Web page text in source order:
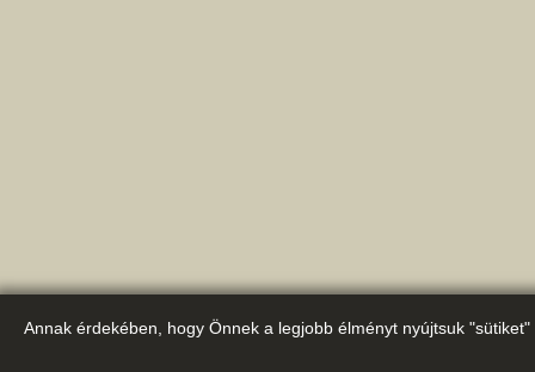
Annak érdekében, hogy Önnek a legjobb élményt nyújtsuk